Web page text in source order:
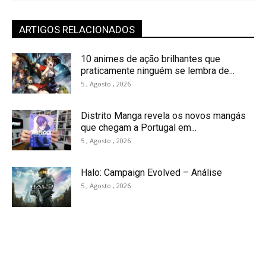
ARTIGOS RELACIONADOS
10 animes de ação brilhantes que
praticamente ninguém se lembra de...
5 , Agosto , 2026
Distrito Manga revela os novos mangás
que chegam a Portugal em...
5 , Agosto , 2026
Halo: Campaign Evolved – Análise
5 , Agosto , 2026